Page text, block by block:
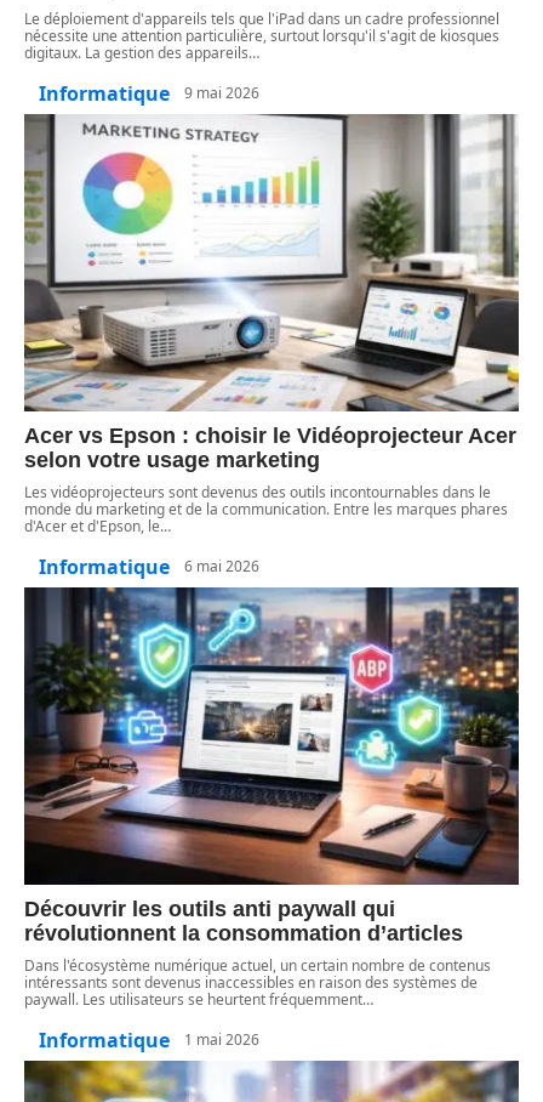
Le déploiement d'appareils tels que l'iPad dans un cadre professionnel
nécessite une attention particulière, surtout lorsqu'il s'agit de kiosques
digitaux. La gestion des appareils…
Informatique 9 mai 2026
Acer vs Epson : choisir le Vidéoprojecteur Acer
selon votre usage marketing
Les vidéoprojecteurs sont devenus des outils incontournables dans le
monde du marketing et de la communication. Entre les marques phares
d'Acer et d'Epson, le…
Informatique 6 mai 2026
Découvrir les outils anti paywall qui
révolutionnent la consommation d’articles
Dans l'écosystème numérique actuel, un certain nombre de contenus
intéressants sont devenus inaccessibles en raison des systèmes de
paywall. Les utilisateurs se heurtent fréquemment…
Informatique 1 mai 2026